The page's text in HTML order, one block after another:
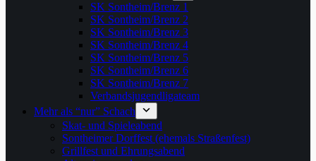
SK Sontheim/Brenz 1
SK Sontheim/Brenz 2
SK Sontheim/Brenz 3
SK Sontheim/Brenz 4
SK Sontheim/Brenz 5
SK Sontheim/Brenz 6
SK Sontheim/Brenz 7
Verbandsjugendligateam
Mehr als “nur” Schach
Skat- und Spieleabend
Sontheimer Dorffest (ehemals Straßenfest)
Grillfest und Ehrungsabend